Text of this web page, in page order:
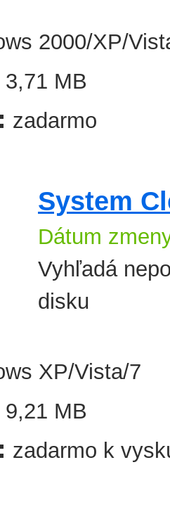
2000/XP/
3,71 MB
zadarmo
System
Dátum
Vyhľadá
disku
XP/Vista/7
9,21 MB
zadarmo k